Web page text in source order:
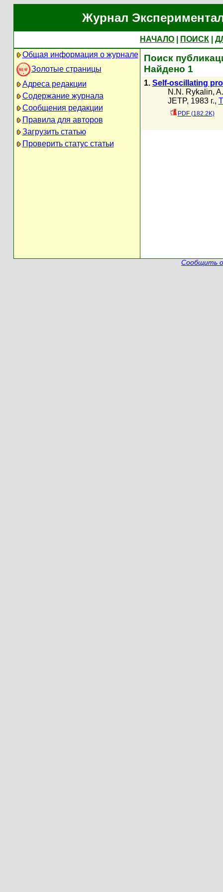
Журнал
НАЧАЛО ПОИСК
Общая информация о журнале
Золотые страницы
Адреса редакции
Содержание журнала
Сообщения редакции
Правила для авторов
Загрузить статью
Проверить статус статьи
Поиск
Найдено 1
1. Self-oscillating
N.N. Rykalin,
JETP, 1983 г.,
PDF (182.2K)
Сообщить о